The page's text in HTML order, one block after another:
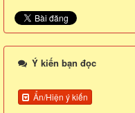
Ý kiến bạn đọc
Ẩn/Hiện ý kiến